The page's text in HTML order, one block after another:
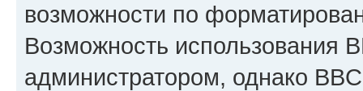
возможности по
Возможность использования
администратором, однако